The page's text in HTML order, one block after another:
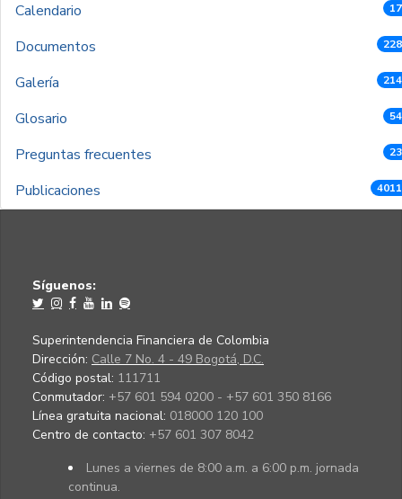
Calendario
Documentos
Galería
Glosario
Preguntas frecuentes
Publicaciones
Síguenos:
Superintendencia Financiera de Colombia
Dirección: Calle 7 No. 4 - 49 Bogotá, D.C.
Código postal: 111711
Conmutador: +57 601 594 0200 - +57 601 350 8166
Línea gratuita nacional: 018000 120 100
Centro de contacto: +57 601 307 8042
Lunes a viernes de 8:00 a.m. a 6:00 p.m. jornada
continua.